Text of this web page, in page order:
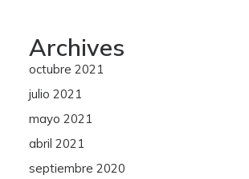
Archives
octubre 2021
julio 2021
mayo 2021
abril 2021
septiembre 2020